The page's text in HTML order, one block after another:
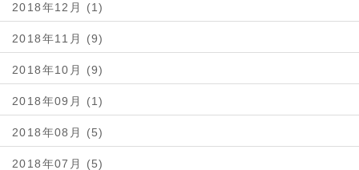
2018年12月 (1)
2018年11月 (9)
2018年10月 (9)
2018年09月 (1)
2018年08月 (5)
2018年07月 (5)